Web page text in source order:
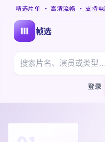
精选片单 · 高清流畅 · 支持
帧选
登录